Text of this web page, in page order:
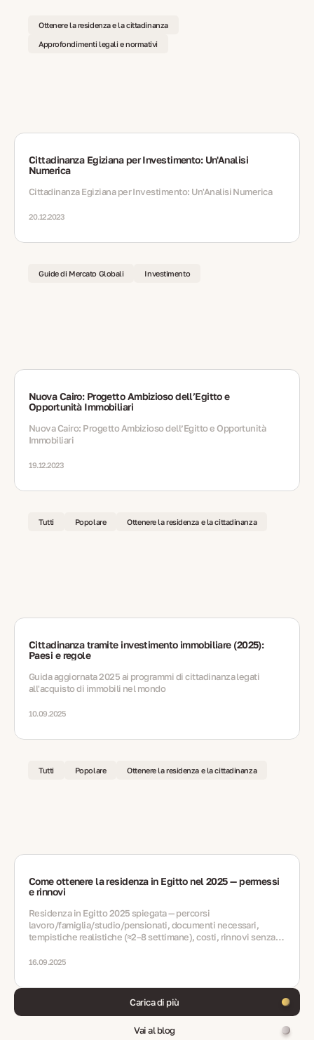
Ottenere la residenza e la cittadinanza
Approfondimenti legali e normativi
Cittadinanza Egiziana per Investimento: Un'Analisi
Numerica
Cittadinanza Egiziana per Investimento: Un'Analisi Numerica
20.12.2023
Guide di Mercato Globali Investimento
Nuova Cairo: Progetto Ambizioso dell’Egitto e
Opportunità Immobiliari
Nuova Cairo: Progetto Ambizioso dell’Egitto e Opportunità
Immobiliari
19.12.2023
Tutti Popolare Ottenere la residenza e la cittadinanza
Cittadinanza tramite investimento immobiliare (2025):
Paesi e regole
Guida aggiornata 2025 ai programmi di cittadinanza legati
all'acquisto di immobili nel mondo
10.09.2025
Tutti Popolare Ottenere la residenza e la cittadinanza
Come ottenere la residenza in Egitto nel 2025 — permessi
e rinnovi
Residenza in Egitto 2025 spiegata — percorsi
lavoro/famiglia/studio/pensionati, documenti necessari,
tempistiche realistiche (≈2–8 settimane), costi, rinnovi senza
16.09.2025
Carica di più
Vai al blog